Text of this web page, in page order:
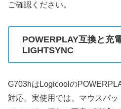
ご確認ください。
POWERPLAY互換と充
LIGHTSYNC
G703hはLogicoolの
対応。実使用では、マウスパ